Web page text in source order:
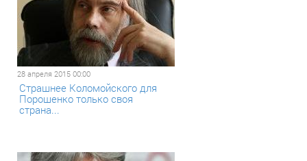
28 апреля 2015 00:00
Страшнее Коломойского для
Порошенко только своя
страна...